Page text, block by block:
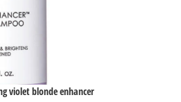
violet blonde enhancer